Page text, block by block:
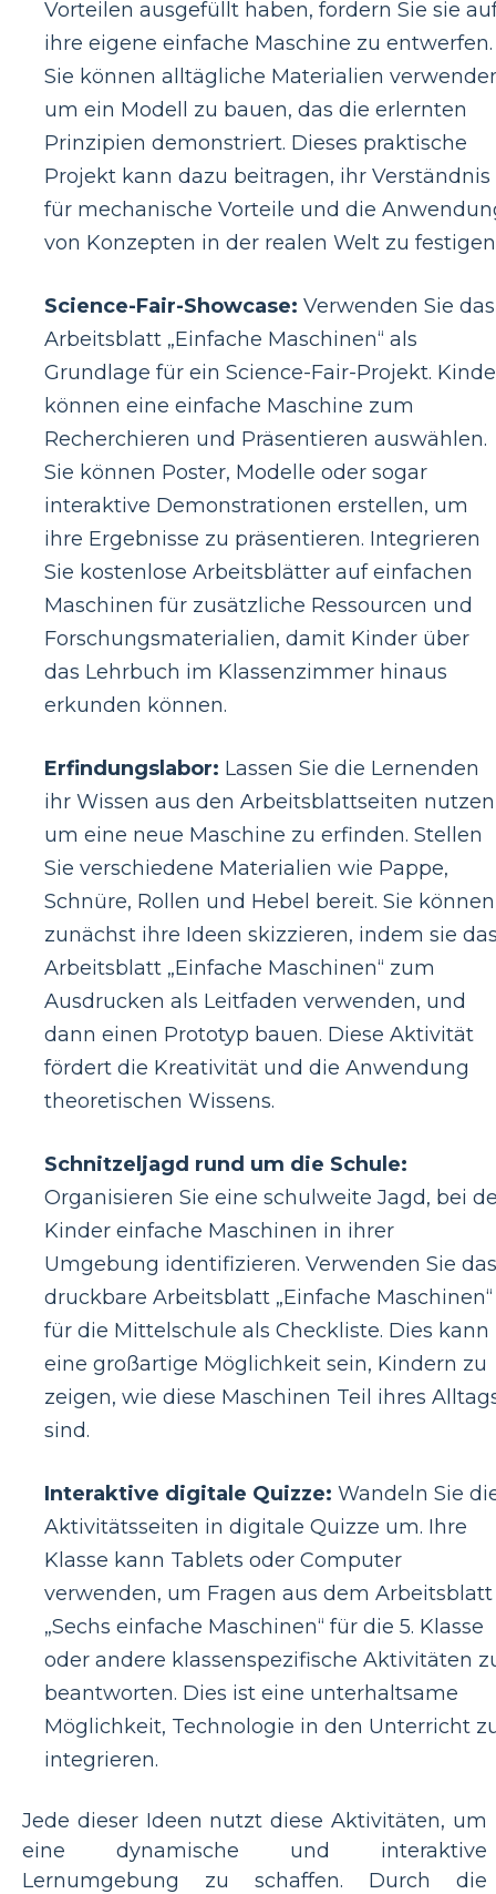
Vorteilen ausgefüllt haben, fordern Sie sie
ihre eigene einfache Maschine zu entwerfen.
Sie können alltägliche Materialien
um ein Modell zu bauen, das die erlernten
Prinzipien demonstriert. Dieses praktische
Projekt kann dazu beitragen, ihr Verständnis
für mechanische Vorteile und die
von Konzepten in der realen Welt zu
Science-Fair-Showcase: Verwenden Sie das
Arbeitsblatt „Einfache Maschinen“ als
Grundlage für ein Science-Fair-Projekt.
können eine einfache Maschine zum
Recherchieren und Präsentieren auswählen.
Sie können Poster, Modelle oder sogar
interaktive Demonstrationen erstellen, um
ihre Ergebnisse zu präsentieren. Integrieren
Sie kostenlose Arbeitsblätter auf einfachen
Maschinen für zusätzliche Ressourcen und
Forschungsmaterialien, damit Kinder über
das Lehrbuch im Klassenzimmer hinaus
erkunden können.
Erfindungslabor: Lassen Sie die Lernenden
ihr Wissen aus den Arbeitsblattseiten
um eine neue Maschine zu erfinden. Stellen
Sie verschiedene Materialien wie Pappe,
Schnüre, Rollen und Hebel bereit. Sie können
zunächst ihre Ideen skizzieren, indem sie
Arbeitsblatt „Einfache Maschinen“ zum
Ausdrucken als Leitfaden verwenden, und
dann einen Prototyp bauen. Diese Aktivität
fördert die Kreativität und die Anwendung
theoretischen Wissens.
Schnitzeljagd rund um die Schule:
Organisieren Sie eine schulweite Jagd, bei
Kinder einfache Maschinen in ihrer
Umgebung identifizieren. Verwenden Sie das
druckbare Arbeitsblatt „Einfache Maschinen“
für die Mittelschule als Checkliste. Dies kann
eine großartige Möglichkeit sein, Kindern zu
zeigen, wie diese Maschinen Teil ihres
sind.
Interaktive digitale Quizze: Wandeln Sie
Aktivitätsseiten in digitale Quizze um. Ihre
Klasse kann Tablets oder Computer
verwenden, um Fragen aus dem Arbeitsblatt
„Sechs einfache Maschinen“ für die 5. Klasse
oder andere klassenspezifische Aktivitäten
beantworten. Dies ist eine unterhaltsame
Möglichkeit, Technologie in den Unterricht
integrieren.
Jede dieser Ideen nutzt diese Aktivitäten, um
eine dynamische und interaktive
Lernumgebung zu schaffen. Durch die